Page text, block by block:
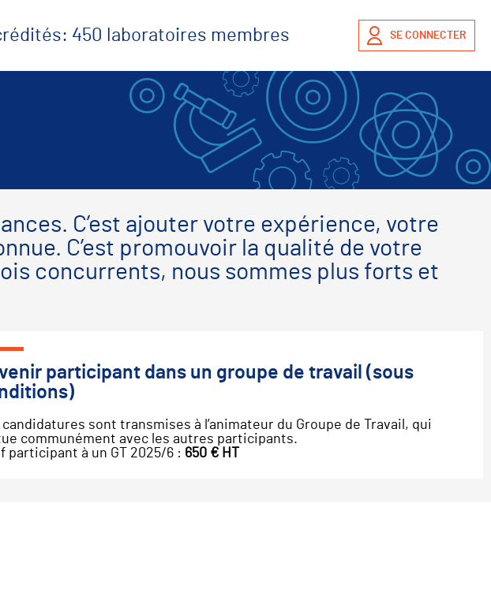
450 laboratoires membres SE CONNECTER
C’est ajouter votre expérience, votre
C’est promouvoir la qualité de votre
concurrents, nous sommes plus forts et
participant dans un groupe de travail (sous
candidatures sont transmises à l’animateur du Groupe de Travail, qui
communément avec les autres participants.
participant à un GT 2025/6 : 650 € HT